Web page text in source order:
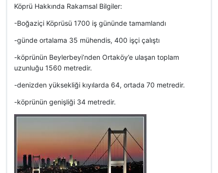
Köprü Hakkında Rakamsal Bilgiler:
-Boğaziçi Köprüsü 1700 iş gününde tamamlandı
-günde ortalama 35 mühendis, 400 işçi çalıştı
-köprünün Beylerbeyi’nden Ortaköy’e ulaşan toplam
uzunluğu 1560 metredir.
-denizden yüksekliği kıyılarda 64, ortada 70 metredir.
-köprünün genişliği 34 metredir.